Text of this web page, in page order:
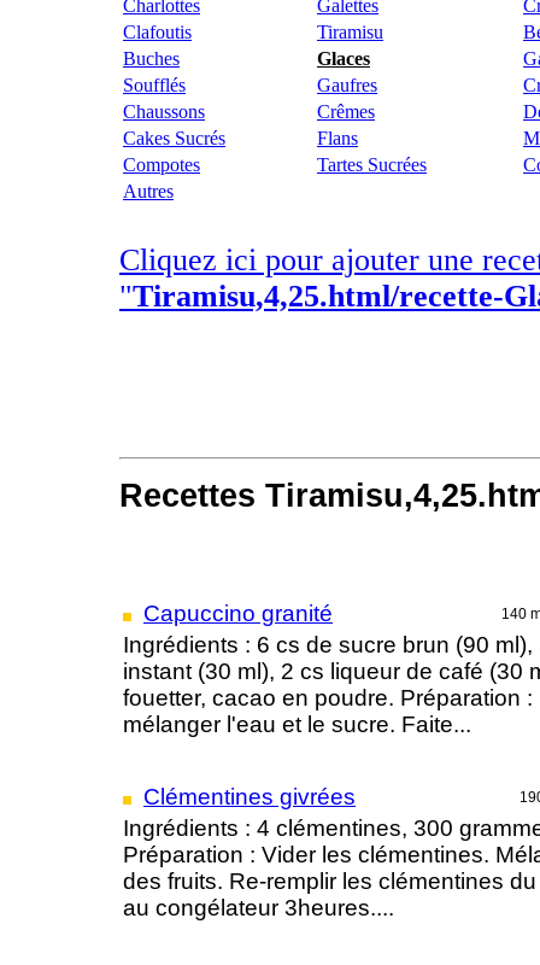
Charlottes Galettes
Clafoutis
Tiramisu
Buches
Glaces
Soufflés
Gaufres
Chaussons
Crêmes
Cakes Sucrés
Flans
Compotes
Tartes Sucrées
Autres
Cliquez ici pour ajouter une
"Tiramisu,4,25.html/recette-
Recettes
Capuccino granité 140
Ingrédients : 6 cs de sucre brun (90
instant (30 ml), 2 cs liqueur de café (30
fouetter, cacao en poudre. Préparation
mélanger l'eau et le sucre. Faite...
Clémentines givrées
Ingrédients : 4 clémentines, 300
Préparation : Vider les clémentines.
des fruits. Re-remplir les clémentines
au congélateur 3heures....